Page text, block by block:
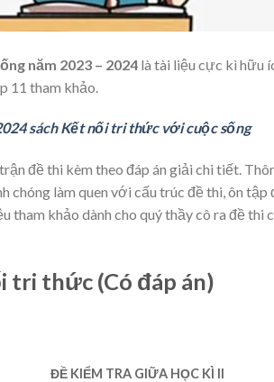
năm 2023 – 2024 là tài liệu cực kì hữu
11 tham khảo.
sách Kết nối tri thức với cuộc sống
đề thi kèm theo đáp án giải chi tiết.
chóng làm quen với cấu trúc đề thi, ôn tập
khảo dành cho quý thầy cô ra đề thi
tri thức (Có đáp án)
ĐỀ KIỂM TRA GIỮA HỌC KÌ II